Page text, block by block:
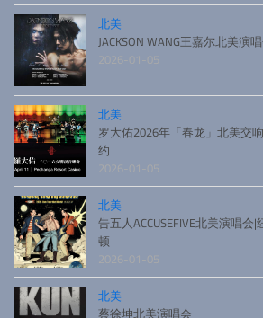
北美
JACKSON WANG王嘉尔北美演
2026-01-05
北美
罗大佑2026年「春龙」北美交
约
2026-01-05
北美
告五人ACCUSEFIVE北美演唱
顿
2026-01-05
北美
蔡徐坤北美演唱会